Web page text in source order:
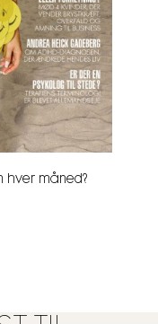
hver måned?